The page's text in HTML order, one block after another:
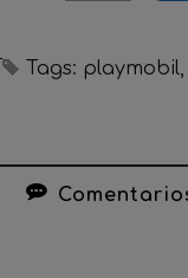
Tags: playmobil